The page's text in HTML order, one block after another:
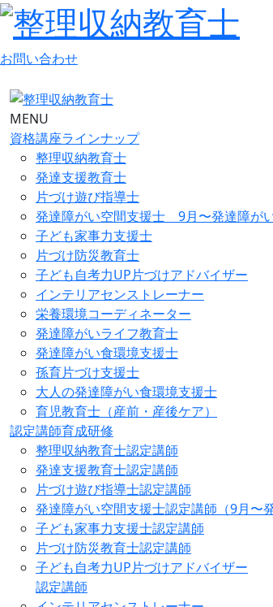
お問い合わせ
MENU
資格講座ラインナップ
整理収納教育士
発達支援教育士
片づけ遊び指導士
発達障がい空間支援士 9月〜発達障が
子ども家事力支援士
片づけ防災教育士
子ども自考力UP片づけアドバイザー
インテリアセンストレーナー
栄養環境コーディネーター
発達障がいライフ教育士
発達障がい食環境支援士
孫育片づけ支援士
大人の発達障がい食環境支援士
育児教育士（産前・産後ケア）
認定講師育成研修
整理収納教育士認定講師
発達支援教育士認定講師
片づけ遊び指導士認定講師
発達障がい空間支援士認定講師（9月〜
子ども家事力支援士認定講師
片づけ防災教育士認定講師
子ども自考力UP片づけアドバイザー
認定講師